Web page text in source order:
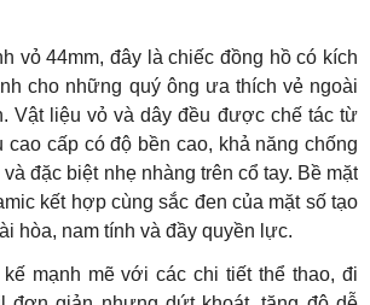
vỏ 44mm, đây là chiếc đồng hồ có kích
cho những quý ông ưa thích vẻ ngoài
Vật liệu vỏ và dây đều được chế tác từ
cao cấp có độ bền cao, khả năng chống
đặc biệt nhẹ nhàng trên cổ tay. Bề mặt
kết hợp cùng sắc đen của mặt số tạo
hòa, nam tính và đầy quyền lực.
mạnh mẽ với các chi tiết thể thao, đi